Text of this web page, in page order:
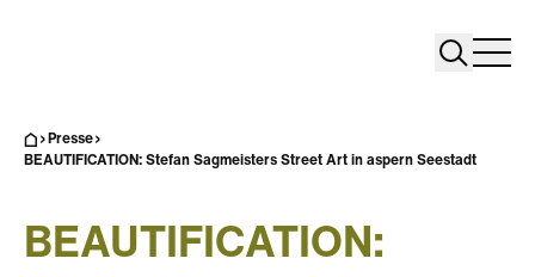
Search
Presse
BEAUTIFICATION: Stefan Sagmeisters Street Art in aspern Seestadt
BEAUTIFICATION: